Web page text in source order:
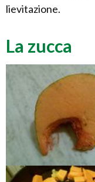
lievitazione.
La zucca